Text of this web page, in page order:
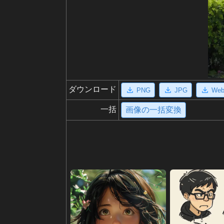
ダウンロード PNG JPG
一括 画像の一括変換